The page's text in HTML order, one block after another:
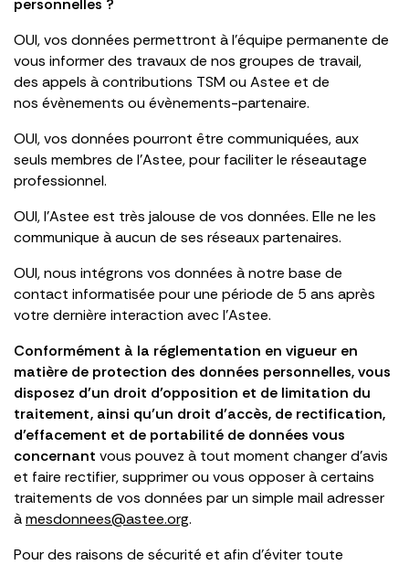
personnelles ?
OUI, vos données permettront à l’équipe permanente de
vous informer des travaux de nos groupes de travail,
des appels à contributions TSM ou Astee et de
nos évènements ou évènements-partenaire.
OUI, vos données pourront être communiquées, aux
seuls membres de l’Astee, pour faciliter le réseautage
professionnel.
OUI, l’Astee est très jalouse de vos données. Elle ne les
communique à aucun de ses réseaux partenaires.
OUI, nous intégrons vos données à notre base de
contact informatisée pour une période de 5 ans après
votre dernière interaction avec l’Astee.
Conformément à la réglementation en vigueur en
matière de protection des données personnelles, vous
disposez d’un droit d’opposition et de limitation du
traitement, ainsi qu’un droit d’accès, de rectification,
d’effacement et de portabilité de données vous
concernant vous pouvez à tout moment changer d’avis
et faire rectifier, supprimer ou vous opposer à certains
traitements de vos données par un simple mail adresser
àmesdonnees@astee.org.
Pour des raisons de sécurité et afin d’éviter toute